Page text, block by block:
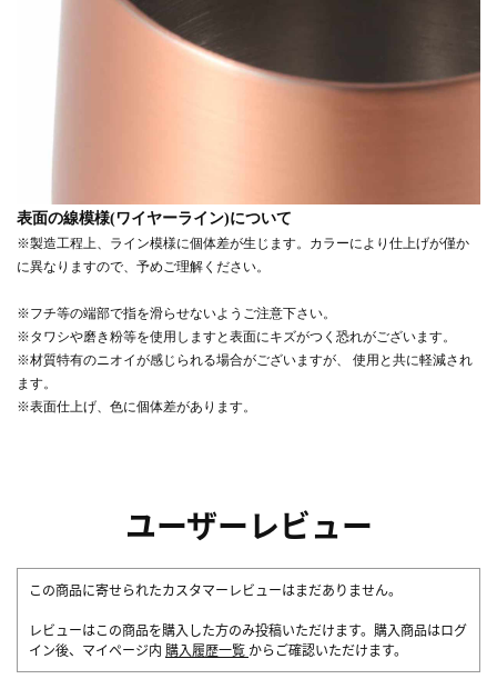
表面の線模様(ワイヤーライン)について
※製造工程上、ライン模様に個体差が生じます。カラーにより仕上げが僅か
に異なりますので、予めご理解ください。
※フチ等の端部で指を滑らせないようご注意下さい。
※タワシや磨き粉等を使用しますと表面にキズがつく恐れがございます。
※材質特有のニオイが感じられる場合がございますが、 使用と共に軽減され
ます。
※表面仕上げ、色に個体差があります。
ユーザーレビュー
この商品に寄せられたカスタマーレビューはまだありません。
レビューはこの商品を購入した方のみ投稿いただけます。購入商品はログ
イン後、マイページ内 購入履歴一覧 からご確認いただけます。